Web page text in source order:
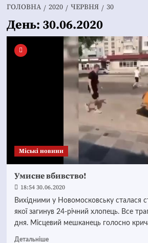
ГОЛОВНА 2020 ЧЕРВНЯ 30
День: 30.06.2020
Mіські новини
Умисне вбивство!
18:54 30.06.2020
Вихідними у Новомосковську сталася
якої загинув 24-річний хлопець. Все
дня. Місцевий мешканець голосно
Детальніше